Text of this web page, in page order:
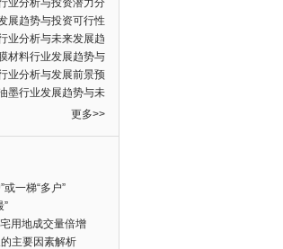
业分析与投资潜力分
展趋势与投资可行性
业分析与未来发展趋
材料行业发展趋势与
业分析与发展前景预
墨行业发展趋势与未
更多>>
一梯“多户”
”
用地成交量倍增
主要因素解析